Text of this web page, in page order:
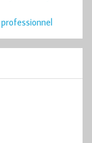
professionnel